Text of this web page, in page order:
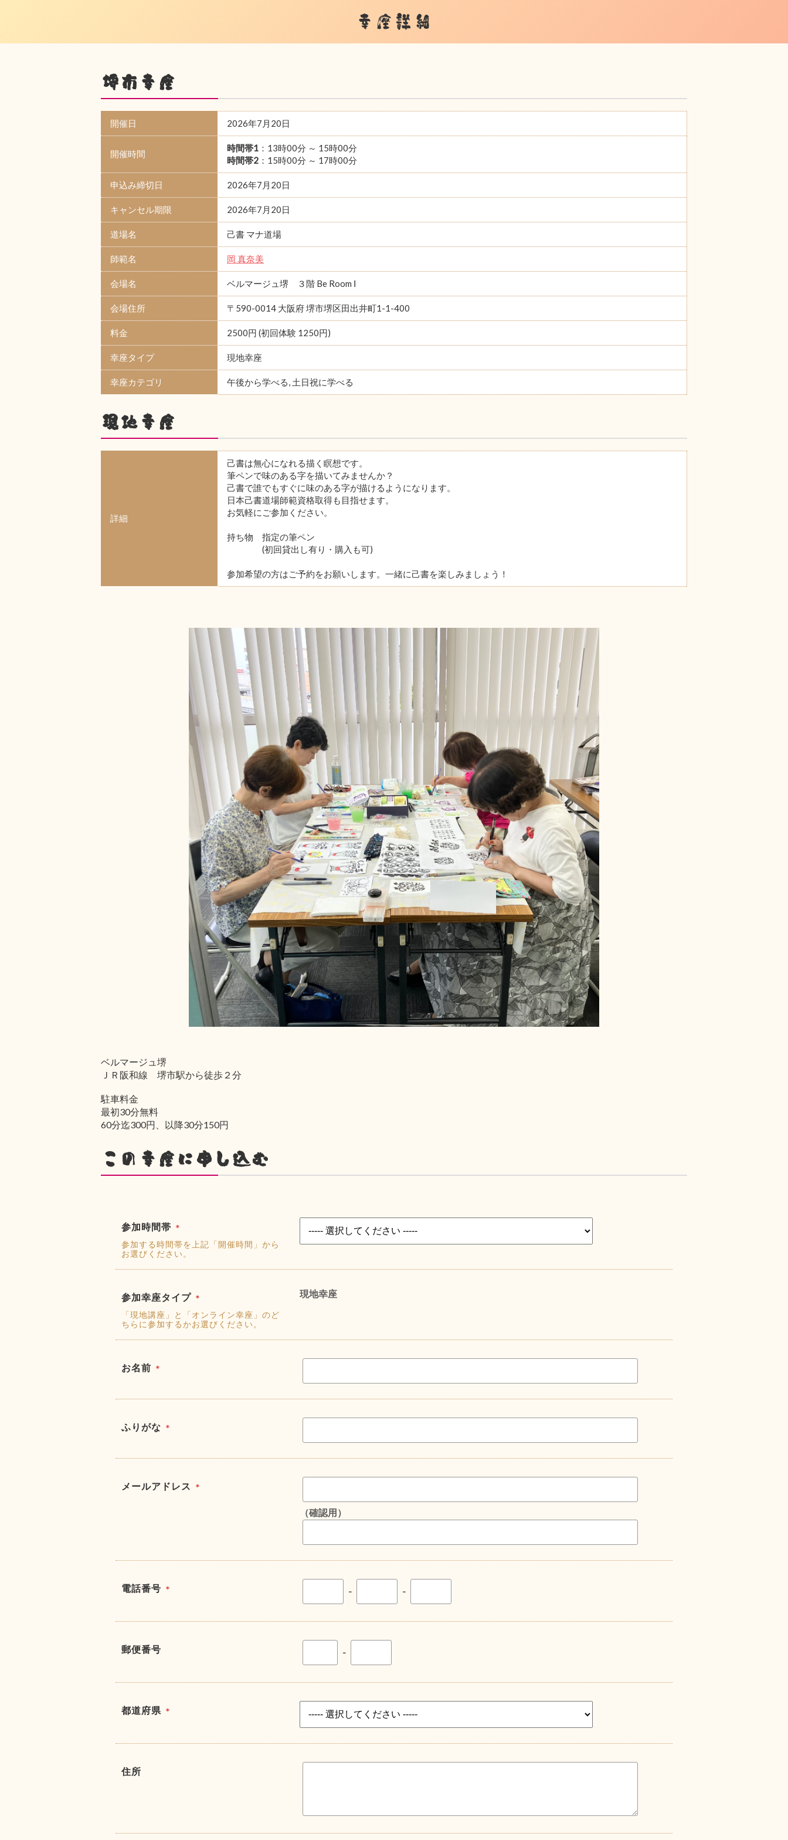
幸座詳細
堺市幸座
開催日 2026年7月20日
開催時間
時間帯1 ：13時00分 ～ 15時00分
時間帯2 ：15時00分 ～ 17時00分
申込み締切日 2026年7月20日
キャンセル期限 2026年7月20日
道場名 己書 マナ道場
師範名 岡 真奈美
会場名 ベルマージュ堺 ３階 Be Room Ⅰ
会場住所 〒590-0014 大阪府 堺市堺区田出井町1-1-400
料金 2500円 (初回体験 1250円)
幸座タイプ 現地幸座
幸座カテゴリ 午後から学べる, 土日祝に学べる
現地幸座
詳細
己書は無心になれる描く瞑想です。
筆ペンで味のある字を描いてみませんか？
己書で誰でもすぐに味のある字が描けるようになります。
日本己書道場師範資格取得も目指せます。
お気軽にご参加ください。
持ち物 指定の筆ペン
(初回貸出し有り・購入も可)
参加希望の方はご予約をお願いします。一緒に己書を楽しみましょう！
ベルマージュ堺
ＪＲ阪和線 堺市駅から徒歩２分
駐車料金
最初30分無料
60分迄300円、以降30分150円
この幸座に申し込む
参加時間帯 ＊
参加する時間帯を上記「開催時間」から
お選びください。
参加幸座タイプ ＊
「現地講座」と「オンライン幸座」のど
ちらに参加するかお選びください。
現地幸座
お名前 ＊
ふりがな ＊
メールアドレス ＊
（確認用）
電話番号 ＊ - -
郵便番号 -
都道府県 ＊
住所